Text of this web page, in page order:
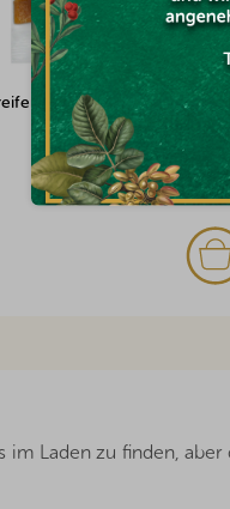
Mango 100g
Laden zu finden,